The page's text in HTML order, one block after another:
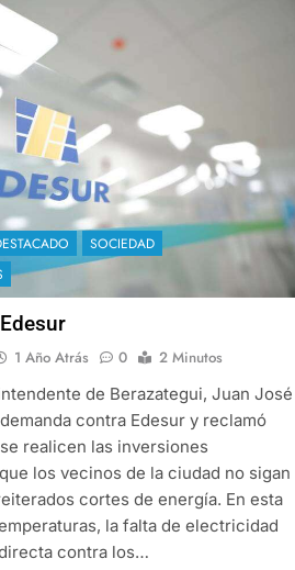
SOCIEDAD
1 Año Atrás 0
2 Minutos
de Berazategui, Juan José
contra Edesur y reclamó
realicen las inversiones
los vecinos de la ciudad no sigan
cortes de energía. En esta
la falta de electricidad
contra los…